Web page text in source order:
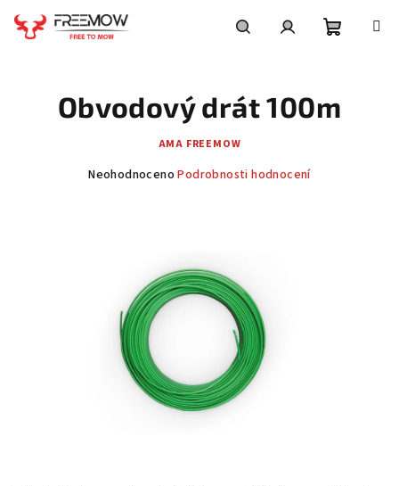
obsah
košík
Obvodový drát 100m
AMA FREEMOW
Průměrné
hvězdiček.
Neohodnoceno Podrobnosti hodnocení